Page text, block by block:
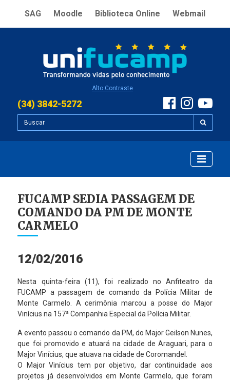
SAG Moodle Biblioteca Online Webmail
Alto Contraste
(34) 3842-5272
FUCAMP SEDIA PASSAGEM DE
COMANDO DA PM DE MONTE
CARMELO
12/02/2016
Nesta quinta-feira (11), foi realizado no Anfiteatro da
FUCAMP a passagem de comando da Polícia Militar de
Monte Carmelo. A cerimônia marcou a posse do Major
Vinícius na 157ª Companhia Especial da Polícia Militar.
A evento passou o comando da PM, do Major Geilson Nunes,
que foi promovido e atuará na cidade de Araguari, para o
Major Vinícius, que atuava na cidade de Coromandel.
O Major Vinícius tem por objetivo, dar continuidade aos
projetos já desenvolvidos em Monte Carmelo, que foram